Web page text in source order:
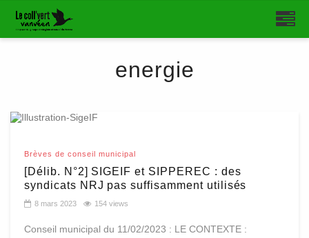
energie
Brèves de conseil municipal
[Délib. N°2] SIGEIF et SIPPEREC : des
syndicats NRJ pas suffisamment utilisés
8 mars 2023 154 views
Conseil municipal du 11/02/2023 : LE CONTEXTE :